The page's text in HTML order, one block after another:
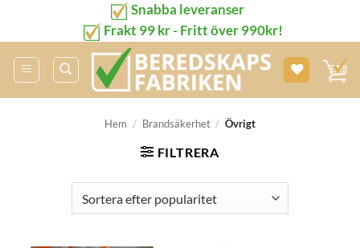
Snabba leveranser
Frakt 99 kr - Fritt över 990kr!
Hem / Brandsäkerhet / Övrigt
FILTRERA